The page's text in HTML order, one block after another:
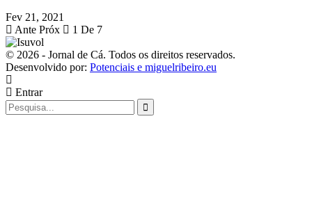
Fev 21, 2021
Ante Próx 1 De 7
© 2026 - Jornal de Cá. Todos os direitos reservados.
Desenvolvido por: Potenciais e miguelribeiro.eu
Entrar